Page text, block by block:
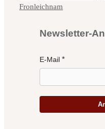
Fronleichnam
Newsletter-
E-Mail